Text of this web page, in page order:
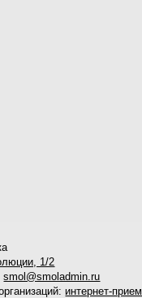
1/2
smol@smoladmin.ru
интернет-